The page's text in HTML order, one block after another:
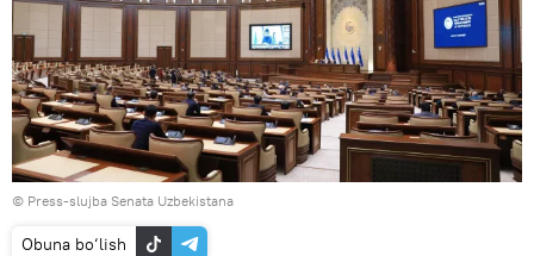
© Press-slujba Senata Uzbekistana
Obuna bo‘lish